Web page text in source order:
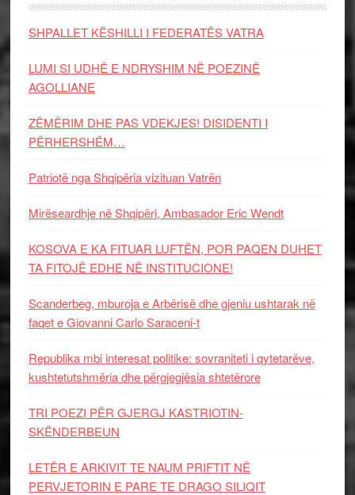
SHPALLET KËSHILLI I FEDERATËS VATRA
LUMI SI UDHË E NDRYSHIM NË POEZINË
AGOLLIANE
ZËMËRIM DHE PAS VDEKJES! DISIDENTI I
PËRHERSHËM…
Patriotë nga Shqipëria vizituan Vatrën
Mirëseardhje në Shqipëri, Ambasador Eric Wendt
KOSOVA E KA FITUAR LUFTËN, POR PAQEN DUHET
TA FITOJË EDHE NË INSTITUCIONE!
Scanderbeg, mburoja e Arbërisë dhe gjeniu ushtarak në
faqet e Giovanni Carlo Saraceni-t
Republika mbi interesat politike: sovraniteti i qytetarëve,
kushtetutshmëria dhe përgjegjësia shtetërore
TRI POEZI PËR GJERGJ KASTRIOTIN-
SKËNDERBEUN
LETËR E ARKIVIT TE NAUM PRIFTIT NË
PERVJETORIN E PARE TE DRAGO SILIQIT